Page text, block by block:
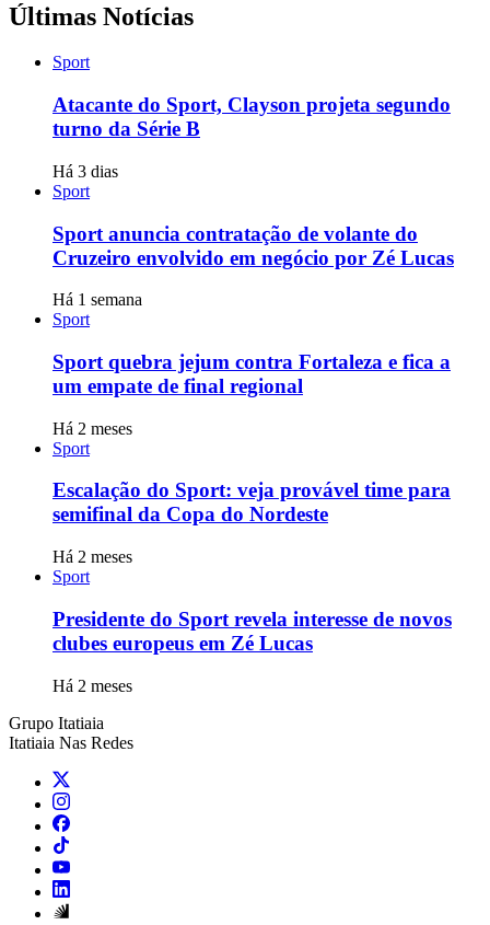
Últimas Notícias
Sport
Atacante do Sport, Clayson projeta segundo
turno da Série B
Há 3 dias
Sport
Sport anuncia contratação de volante do
Cruzeiro envolvido em negócio por Zé Lucas
Há 1 semana
Sport
Sport quebra jejum contra Fortaleza e fica a
um empate de final regional
Há 2 meses
Sport
Escalação do Sport: veja provável time para
semifinal da Copa do Nordeste
Há 2 meses
Sport
Presidente do Sport revela interesse de novos
clubes europeus em Zé Lucas
Há 2 meses
Grupo Itatiaia
Itatiaia Nas Redes